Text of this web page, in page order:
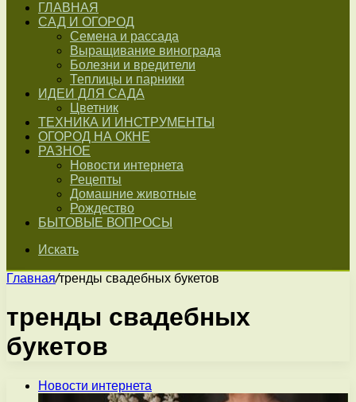
ГЛАВНАЯ
САД И ОГОРОД
Семена и рассада
Выращивание винограда
Болезни и вредители
Теплицы и парники
ИДЕИ ДЛЯ САДА
Цветник
ТЕХНИКА И ИНСТРУМЕНТЫ
ОГОРОД НА ОКНЕ
РАЗНОЕ
Новости интернета
Рецепты
Домашние животные
Рождество
БЫТОВЫЕ ВОПРОСЫ
Искать
Главная/тренды свадебных букетов
тренды свадебных
букетов
Новости интернета